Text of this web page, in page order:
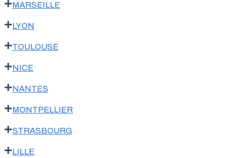
MARSEILLE
LYON
TOULOUSE
NICE
NANTES
MONTPELLIER
STRASBOURG
LILLE